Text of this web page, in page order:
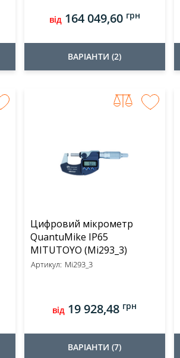
від164 049,60 грн
ВАРІАНТИ (2)
Цифровий мікрометр
QuantuMike IP65
MITUTOYO (Mi293_3)
Артикул: Mi293_3
від 19 928,48 грн
ВАРІАНТИ (7)